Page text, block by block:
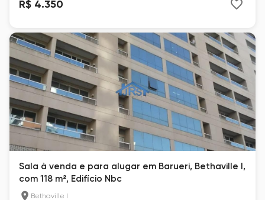
R$ 4.350
Sala à venda e para alugar em Barueri, Bethaville I,
com 118 m², Edifício Nbc
Bethaville I